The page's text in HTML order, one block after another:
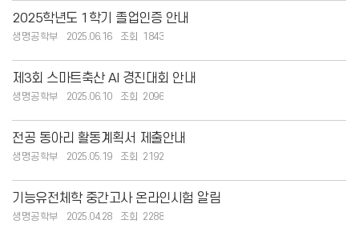
2025학년도 1학기 졸업인증 안내
생명공학부 2025.06.16 1843
제3회 스마트축산 AI 경진대회 안내
생명공학부 2025.06.10 2096
전공 동아리 활동계획서 제출안내
생명공학부 2025.05.19 2192
기능유전체학 중간고사 온라인시험 알림
생명공학부 2025.04.28 2288